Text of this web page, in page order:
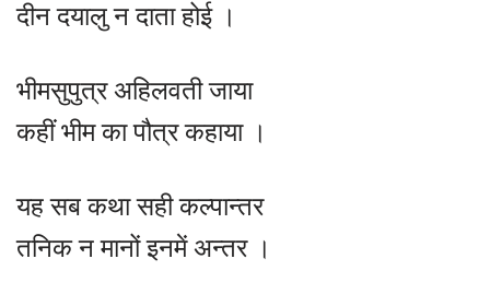
दीन दयालु न दाता होई ।
भीमसुपुत्र अहिलवती जाया
कहीं भीम का पौत्र कहाया ।
यह सब कथा सही कल्पान्तर
तनिक न मानों इनमें अन्तर ।